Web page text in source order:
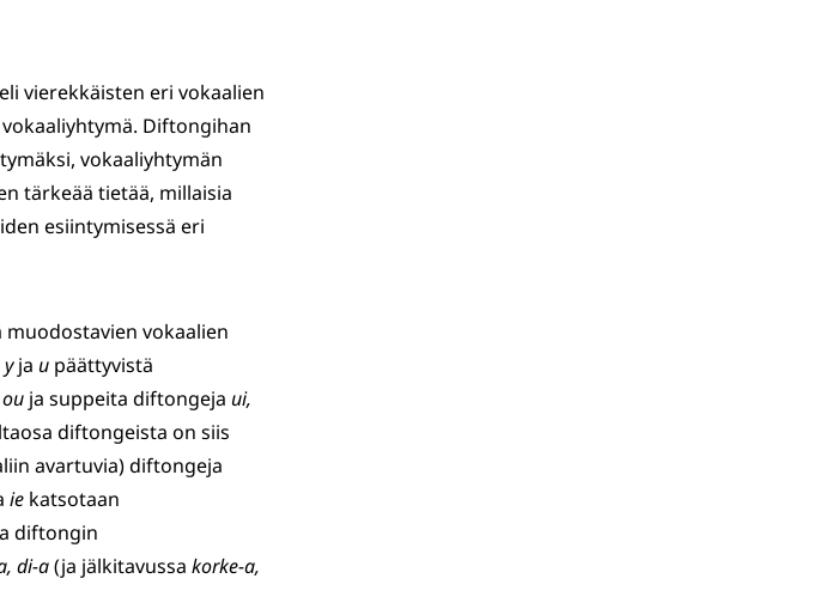
vierekkäisten eri vokaalien
Diftongihan
vokaaliyhtymän
tärkeää tietää, millaisia
esiintymisessä eri
vokaalien
ja u päättyvistä
ja suppeita diftongeja ui,
diftongeista on siis
avartuvia) diftongeja
ie katsotaan
diftongin
di-a(ja jälkitavussa korke-a,